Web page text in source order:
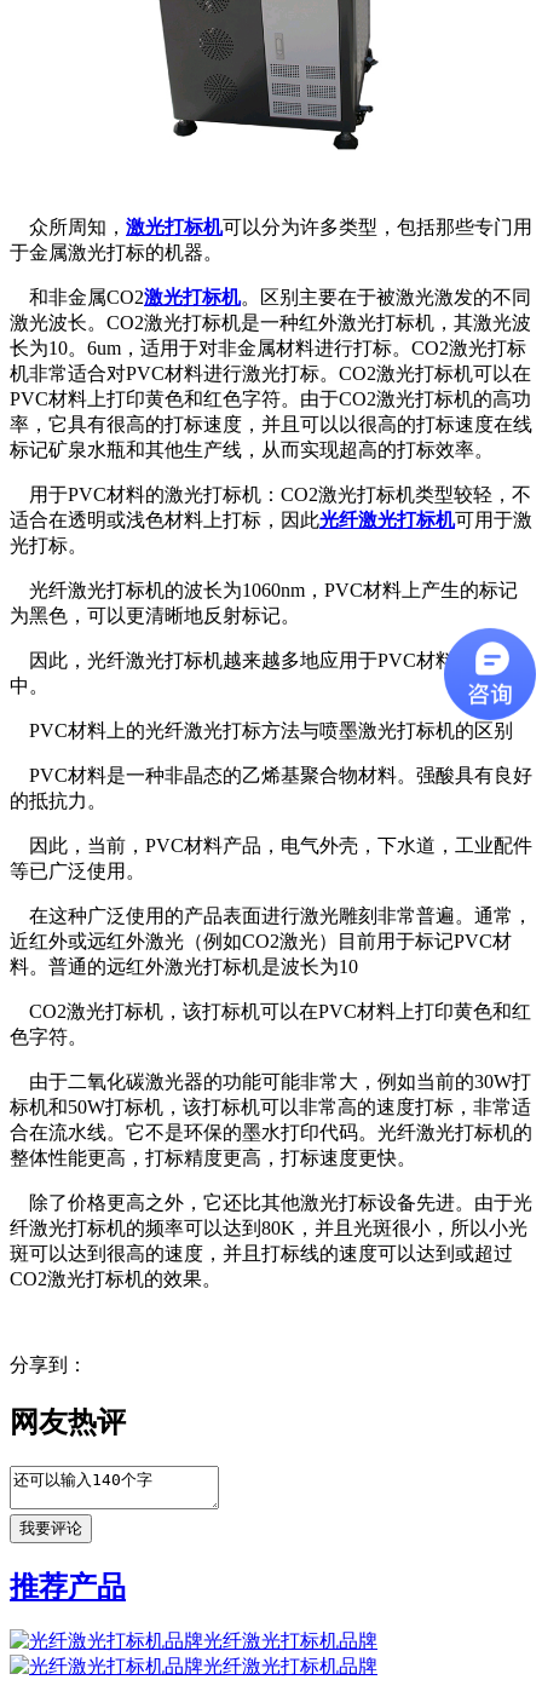
众所周知， 激光打标机可以分为许多类型，包括那些专门用
于金属激光打标的机器。
和非金属CO2激光打标机。区别主要在于被激光激发的不同
激光波长。CO2激光打标机是一种红外激光打标机，其激光波
长为10。6um，适用于对非金属材料进行打标。CO2激光打标
机非常适合对PVC材料进行激光打标。CO2激光打标机可以在
PVC材料上打印黄色和红色字符。由于CO2激光打标机的高功
率，它具有很高的打标速度，并且可以以很高的打标速度在线
标记矿泉水瓶和其他生产线，从而实现超高的打标效率。
用于PVC材料的激光打标机：CO2激光打标机类型较轻，不
适合在透明或浅色材料上打标，因此光纤激光打标机可用于激
光打标。
光纤激光打标机的波长为1060nm，PVC材料上产生的标记
为黑色，可以更清晰地反射标记。
因此，光纤激光打标机越来越多地应用于PVC材料的打标
中。
PVC材料上的光纤激光打标方法与喷墨激光打标机的区别
PVC材料是一种非晶态的乙烯基聚合物材料。强酸具有良好
的抵抗力。
因此，当前，PVC材料产品，电气外壳，下水道，工业配件
等已广泛使用。
在这种广泛使用的产品表面进行激光雕刻非常普遍。通常，
近红外或远红外激光（例如CO2激光）目前用于标记PVC材
料。普通的远红外激光打标机是波长为10
CO2激光打标机，该打标机可以在PVC材料上打印黄色和红
色字符。
由于二氧化碳激光器的功能可能非常大，例如当前的30W打
标机和50W打标机，该打标机可以非常高的速度打标，非常适
合在流水线。它不是环保的墨水打印代码。光纤激光打标机的
整体性能更高，打标精度更高，打标速度更快。
除了价格更高之外，它还比其他激光打标设备先进。由于光
纤激光打标机的频率可以达到80K，并且光斑很小，所以小光
斑可以达到很高的速度，并且打标线的速度可以达到或超过
CO2激光打标机的效果。
分享到：
网友热评
推荐产品
光纤激光打标机品牌
光纤激光打标机品牌